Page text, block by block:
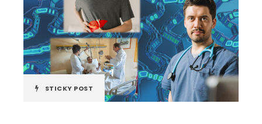
STICKY POST